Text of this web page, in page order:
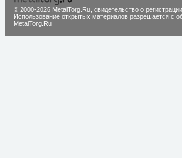
© 2000-2026 MetalTorg.Ru, cвидетельство о
Использование открытых материалов разрешается с
MetalTorg.Ru